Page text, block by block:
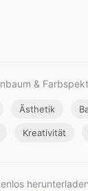
&
Ästhetik
Kreativität
herunterladen